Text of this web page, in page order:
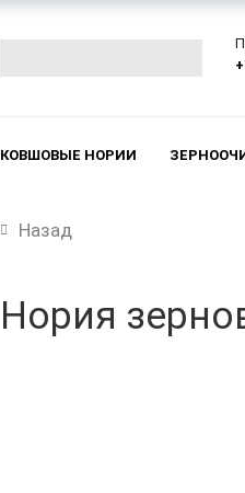
КОВШОВЫЕ НОРИИ
Назад
Нория